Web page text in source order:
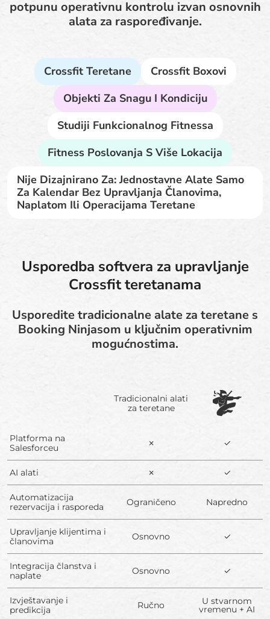
potpunu operativnu kontrolu izvan osnovnih
alata za raspoređivanje.
Crossfit Teretane
Crossfit Boxovi
Objekti Za Snagu I Kondiciju
Studiji Funkcionalnog Fitnessa
Fitness Poslovanja S Više Lokacija
Nije Dizajnirano Za: Jednostavne Alate Samo
Za Kalendar Bez Upravljanja Članovima,
Naplatom Ili Operacijama Teretane
Usporedba softvera za upravljanje
Crossfit teretanama
Usporedite tradicionalne alate za teretane s
Booking Ninjasom u ključnim operativnim
mogućnostima.
Tradicionalni alati
za teretane
Platforma na
Salesforceu
✗ ✓
AI alati ✗ ✓
Automatizacija
rezervacija i rasporeda
Ograničeno Napredno
Upravljanje klijentima i
članovima
Osnovno ✓
Integracija članstva i
naplate
Osnovno ✓
Izvještavanje i
predikcija
Ručno U stvarnom
vremenu + AI